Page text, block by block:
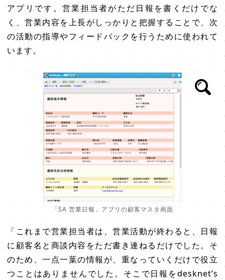
アプリです。営業担当者がただ日報を書くだけでな
く、営業内容を上長がしっかりと把握することで、次
の活動の指導やフィードバックを行うために使われて
います。
「SA 営業日報」アプリの顧客マスタ画面
「これまで営業担当者は、営業活動が終わると、日報
に顧客名と商談内容をただ書き連ねるだけでした。そ
のため、一点一葉の情報が、重なっていくだけで役立
つことはありませんでした。そこで日報をdesknet’s